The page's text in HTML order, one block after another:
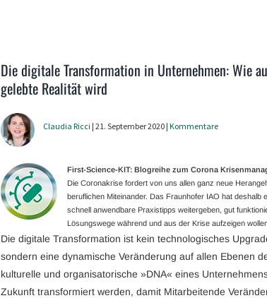
Die digitale Transformation in Unternehmen: Wie
gelebte Realität wird
Claudia Ricci | 21. September 2020 | Kommentare
First-Science-KIT: Blogreihe zum Corona
Die Coronakrise fordert von uns allen ganz neue
beruflichen Miteinander. Das Fraunhofer IAO hat deshalb
schnell anwendbare Praxistipps weitergeben, gut
Lösungswege während und aus der Krise aufzeigen
Die digitale Transformation ist kein technologisches
sondern eine dynamische Veränderung auf allen Ebenen
kulturelle und organisatorische »DNA« eines
Zukunft transformiert werden, damit Mitarbeitende